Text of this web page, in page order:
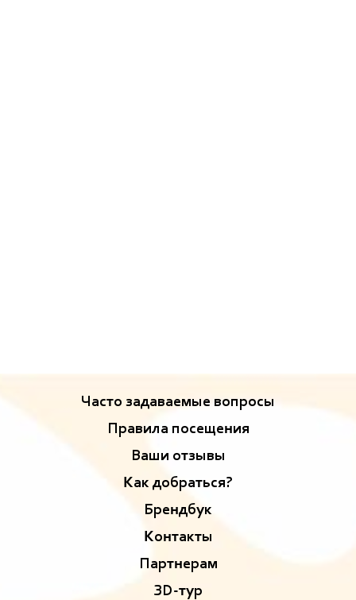
Часто задаваемые вопросы
Правила посещения
Ваши отзывы
Как добраться?
Брендбук
Контакты
Партнерам
ЗD-тур